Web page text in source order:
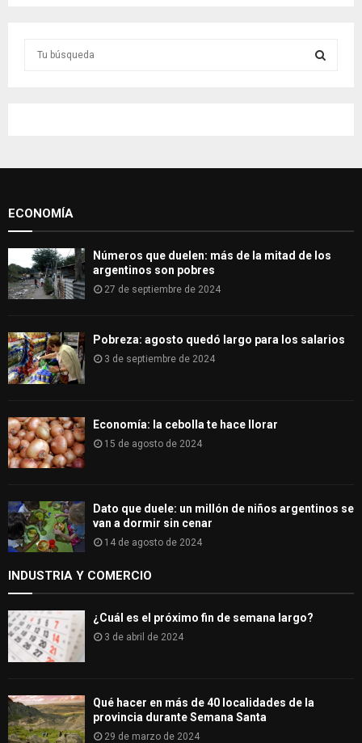
o
H
ECONOMÍA
Números que duelen: más de la mitad de los
argentinos son pobres
27 de septiembre de 2024
Pobreza: agosto quedó largo para los salarios
3 de septiembre de 2024
Economía: la cebolla te hace llorar
15 de agosto de 2024
Dato que duele: un millón de niños argentinos se
van a dormir sin cenar
14 de agosto de 2024
INDUSTRIA Y COMERCIO
¿Cuál es el próximo fin de semana largo?
3 de abril de 2024
Qué hacer en más de 40 localidades de la
provincia durante Semana Santa
29 de marzo de 2024